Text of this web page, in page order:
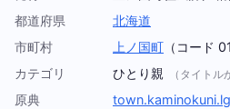
都道府県
北海道
市町村
上ノ国町 （コード
カテゴリ
ひとり親 （タイトル
原典